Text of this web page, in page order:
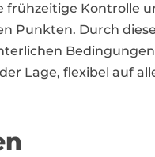
Kontrolle
Punkten. Durch
Lage, flexibel auf